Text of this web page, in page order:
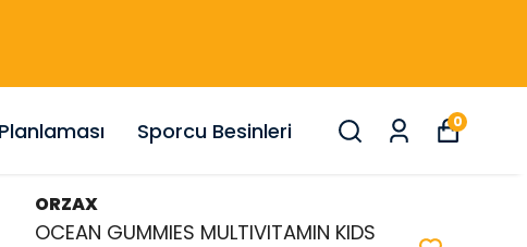
Sporcu Besinleri 0
ORZAX
OCEAN GUMMIES MULTIVITAMIN KIDS